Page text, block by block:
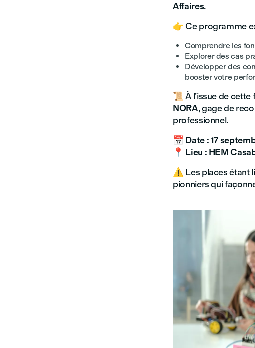
Affaires.
👉 Ce programme
Comprendre les
Explorer des cas
Développer des
booster votre
📜 À l’issue de
NORA, gage de
professionnel.
📅 Date : 17
📍 Lieu : HEM
⚠️ Les places étant
pionniers qui